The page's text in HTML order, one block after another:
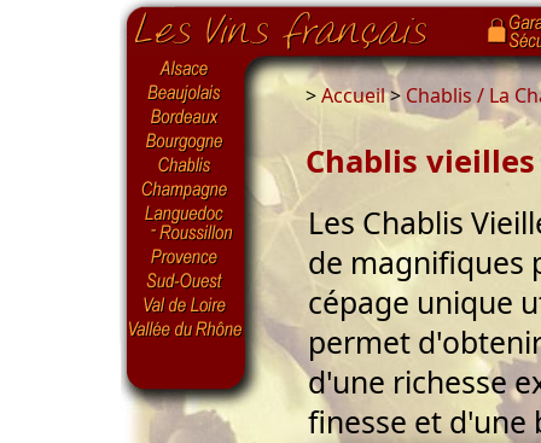
>Accueil>Chablis / La
Chablis
Les Chablis
de magnifiques
cépage unique
permet
d'une richesse
finesse et d'une